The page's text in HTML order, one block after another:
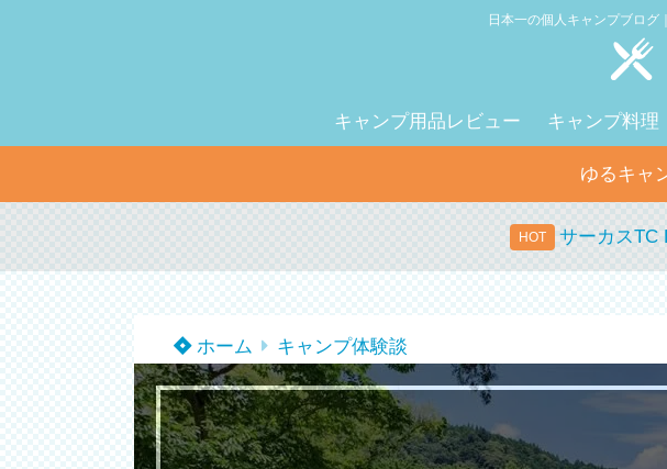
日本一の個人キャンプブロ
キャンプ用品レビュー キャンプ料理
ゆるキャ
サーカスTC
ホーム キャンプ体験談